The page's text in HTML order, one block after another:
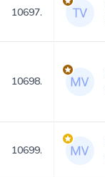
10697.
10698.
10699.